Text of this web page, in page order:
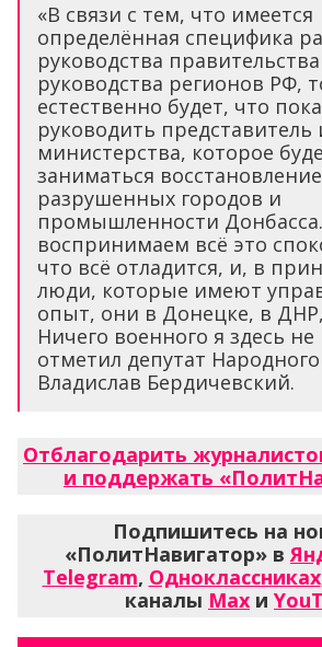
«В связи с тем, что имеется
определённая специфика
руководства
руководства регионов РФ,
естественно будет, что
руководить
министерства, которое
заниматься
разрушенных городов и
промышленности
воспринимаем всё это
что всё отладится, и, в
люди, которые имеют
опыт, они в Донецке, в ДНР,
Ничего военного я здесь не
отметил депутат
Владислав Бердичевский.
Отблагодарить
и поддержать
Подпишитесь на
«ПолитНавигатор» в
Telegram, Одноклассниках
каналы Max и